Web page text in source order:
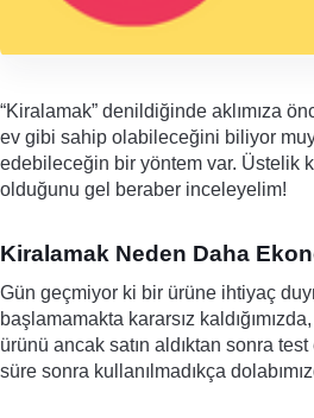
“Kiralamak” denildiğinde aklımıza
ev gibi sahip olabileceğini biliyor
edebileceğin bir yöntem var. Üstelik
olduğunu gel beraber inceleyelim!
Kiralamak Neden Daha
Gün geçmiyor ki bir ürüne ihtiyaç
başlamamakta kararsız
ürünü ancak satın aldıktan sonra
süre sonra kullanılmadıkça